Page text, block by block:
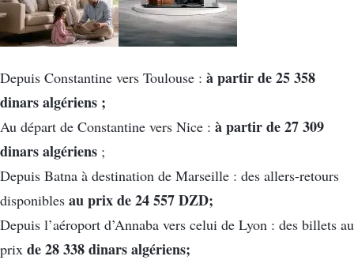
Depuis Constantine vers Toulouse : à partir de 25 358
dinars algériens ;
Au départ de Constantine vers Nice : à partir de 27 309
dinars algériens ;
Depuis Batna à destination de Marseille : des allers-retours
disponibles au prix de 24 557 DZD;
Depuis l’aéroport d’Annaba vers celui de Lyon : des billets au
prix de 28 338 dinars algériens;